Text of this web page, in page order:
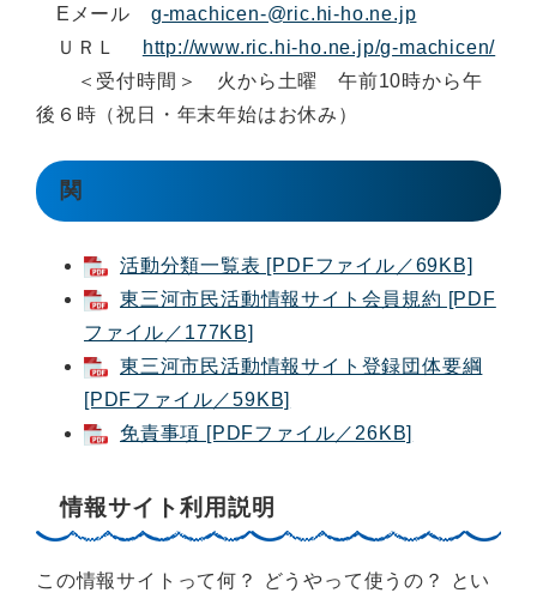
Eメール g-machicen-@ric.hi-ho.ne.jp
ＵＲＬ
http://www.ric.hi-ho.ne.jp/g-machicen/
＜受付時間＞ 火から土曜 午前10時から午
後６時（祝日・年末年始はお休み）
関
活動分類一覧表 [PDFファイル／69KB]
東三河市民活動情報サイト会員規約 [PDF
ファイル／177KB]
東三河市民活動情報サイト登録団体要綱
[PDFファイル／59KB]
免責事項 [PDFファイル／26KB]
情報サイト利用説明
この情報サイトって何？ どうやって使うの？ とい